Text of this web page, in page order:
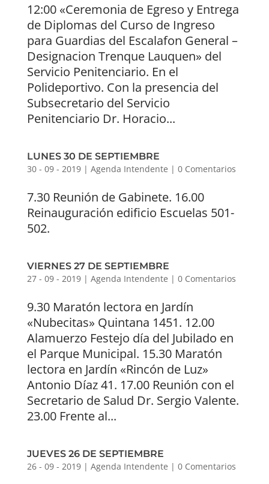
12:00 «Ceremonia de Egreso y Entrega
de Diplomas del Curso de Ingreso
para Guardias del Escalafon General –
Designacion Trenque Lauquen» del
Servicio Penitenciario. En el
Polideportivo. Con la presencia del
Subsecretario del Servicio
Penitenciario Dr. Horacio...
LUNES 30 DE SEPTIEMBRE
30 - 09 - 2019| Agenda Intendente | 0 Comentarios
7.30 Reunión de Gabinete. 16.00
Reinauguración edificio Escuelas 501-
502.
VIERNES 27 DE SEPTIEMBRE
27 - 09 - 2019| Agenda Intendente | 0 Comentarios
9.30 Maratón lectora en Jardín
«Nubecitas» Quintana 1451. 12.00
Alamuerzo Festejo día del Jubilado en
el Parque Municipal. 15.30 Maratón
lectora en Jardín «Rincón de Luz»
Antonio Díaz 41. 17.00 Reunión con el
Secretario de Salud Dr. Sergio Valente.
23.00 Frente al...
JUEVES 26 DE SEPTIEMBRE
26 - 09 - 2019| Agenda Intendente | 0 Comentarios